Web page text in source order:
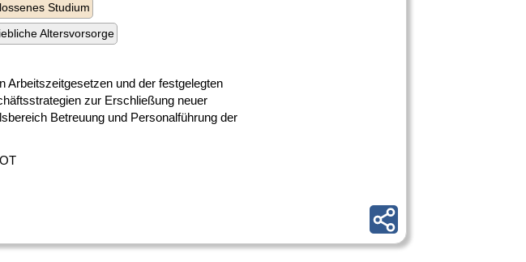
Studium
Altersvorsorge
Arbeitszeitgesetzen und der festgelegten
zur Erschließung neuer
Betreuung und Personalführung der